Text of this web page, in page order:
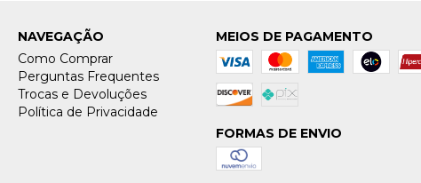
NAVEGAÇÃO
Como Comprar
Perguntas Frequentes
Trocas e Devoluções
Política de Privacidade
MEIOS DE PAGAMENTO
FORMAS DE ENVIO